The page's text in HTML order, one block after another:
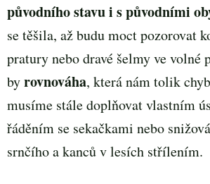
původního stavu i s původními
se těšila, až budu moct pozorovat
pratury nebo dravé šelmy ve volné
byrovnováha, která nám tolik
musíme stále doplňovat vlastním
řáděním se sekačkami nebo
srnčího a kanců v lesích střílením.